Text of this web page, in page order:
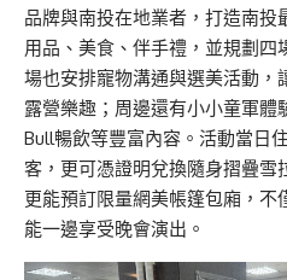
品牌與南投在地業者，打造南投
用品、美食、伴手禮，並規劃四
場也安排寵物溝通與選美活動，
露營樂趣；周邊還有小小童軍體
Bull暢飲等豐富內容。活動當日
客，更可憑證明兌換隨身摺疊雪
更能預訂限量網美帳篷包廂，
能一邊享受晚會演出。